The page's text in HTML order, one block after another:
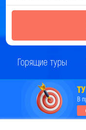
Горящие туры